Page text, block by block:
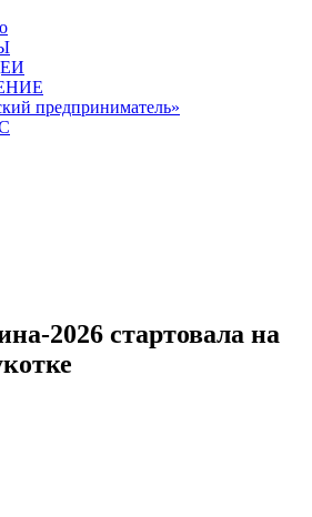
предприниматель»
2026 стартовала на